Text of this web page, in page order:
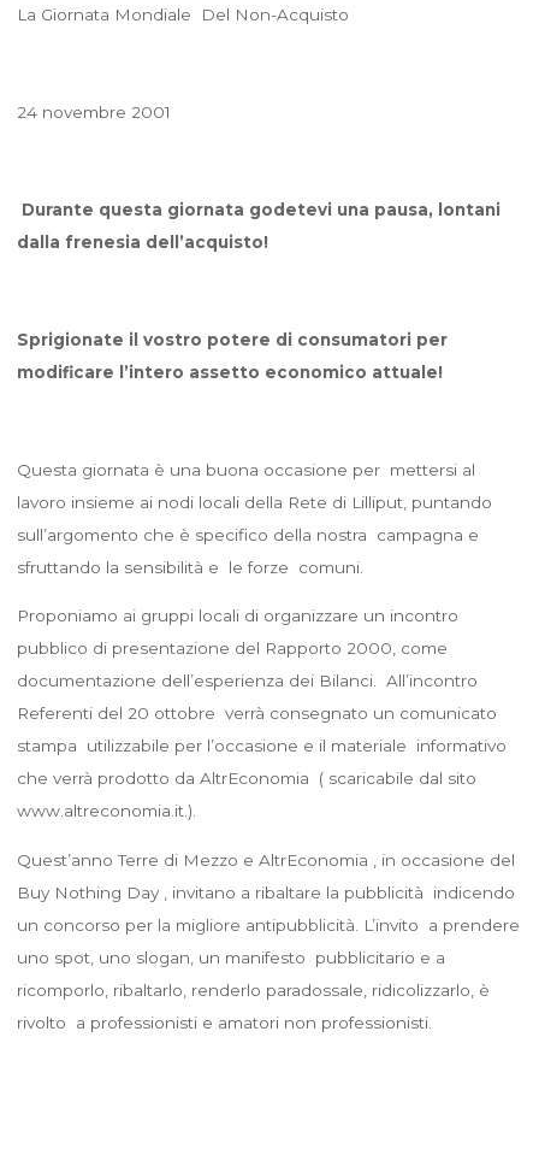
La Giornata Mondiale Del Non-Acquisto
24 novembre 2001
Durante questa giornata godetevi una pausa, lontani
dalla frenesia dell’acquisto!
Sprigionate il vostro potere di consumatori per
modificare l’intero assetto economico attuale!
Questa giornata è una buona occasione per mettersi al
lavoro insieme ai nodi locali della Rete di Lilliput, puntando
sull’argomento che è specifico della nostra campagna e
sfruttando la sensibilità e le forze comuni.
Proponiamo ai gruppi locali di organizzare un incontro
pubblico di presentazione del Rapporto 2000, come
documentazione dell’esperienza dei Bilanci. All’incontro
Referenti del 20 ottobre verrà consegnato un comunicato
stampa utilizzabile per l’occasione e il materiale informativo
che verrà prodotto da AltrEconomia ( scaricabile dal sito
www.altreconomia.it.).
Quest’anno Terre di Mezzo e AltrEconomia , in occasione del
Buy Nothing Day , invitano a ribaltare la pubblicità indicendo
un concorso per la migliore antipubblicità. L’invito a prendere
uno spot, uno slogan, un manifesto pubblicitario e a
ricomporlo, ribaltarlo, renderlo paradossale, ridicolizzarlo, è
rivolto a professionisti e amatori non professionisti.